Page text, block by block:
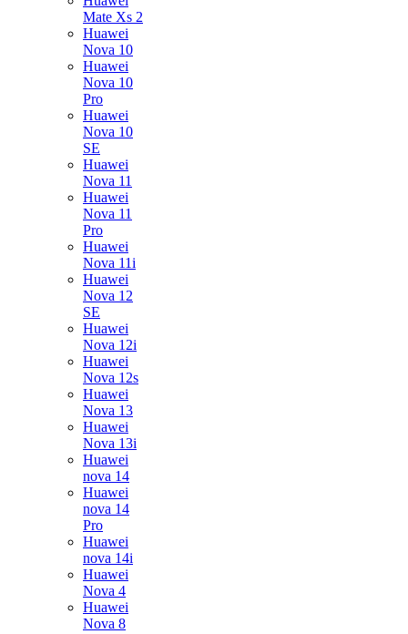
Mate Xs 2
Huawei
Nova 10
Huawei
Nova 10
Pro
Huawei
Nova 10
SE
Huawei
Nova 11
Huawei
Nova 11
Pro
Huawei
Nova 11i
Huawei
Nova 12
SE
Huawei
Nova 12i
Huawei
Nova 12s
Huawei
Nova 13
Huawei
Nova 13i
Huawei
nova 14
Huawei
nova 14
Pro
Huawei
nova 14i
Huawei
Nova 4
Huawei
Nova 8